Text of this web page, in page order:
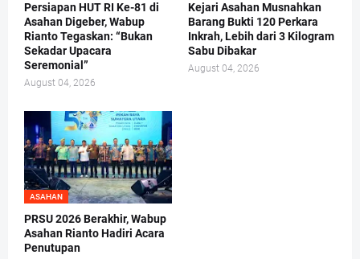
Persiapan HUT RI Ke-81 di
Asahan Digeber, Wabup
Rianto Tegaskan: “Bukan
Sekadar Upacara
Seremonial”
August 04, 2026
Kejari Asahan Musnahkan
Barang Bukti 120 Perkara
Inkrah, Lebih dari 3 Kilogram
Sabu Dibakar
August 04, 2026
ASAHAN
PRSU 2026 Berakhir, Wabup
Asahan Rianto Hadiri Acara
Penutupan